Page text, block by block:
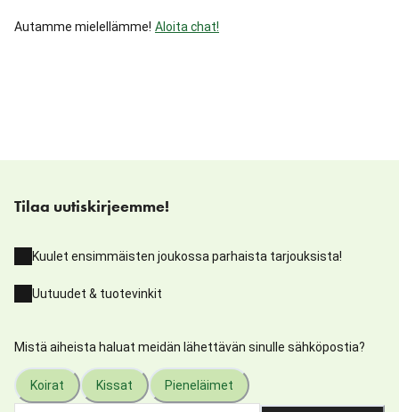
Autamme mielellämme! Aloita chat!
Tilaa uutiskirjeemme!
Kuulet ensimmäisten joukossa parhaista tarjouksista!
Uutuudet & tuotevinkit
Mistä aiheista haluat meidän lähettävän sinulle sähköpostia?
Koirat Kissat Pieneläimet